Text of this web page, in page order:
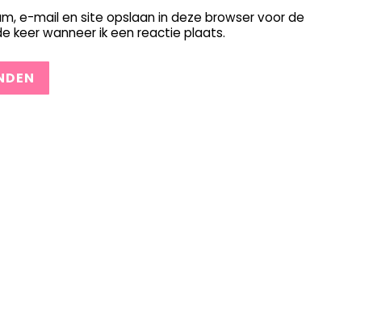
e-mail en site opslaan in deze browser voor de
keer wanneer ik een reactie plaats.